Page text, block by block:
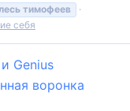
тимофеев
себя
Genius
воронка